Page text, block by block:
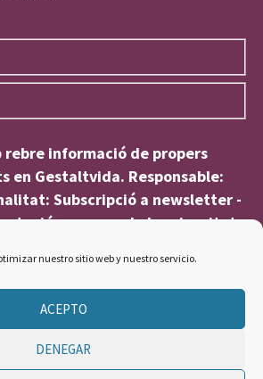
nuestro sitio web y nuestro servicio.
ACEPTO
DENEGAR
rebre informació de propers
en Gestaltvida. Responsable:
Subscripció a newsletter -
expressa de la privacitat
la
política de privacitat